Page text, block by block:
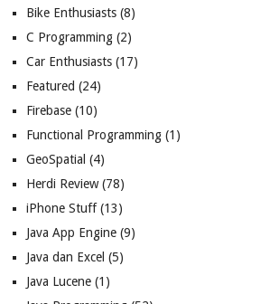
Bike Enthusiasts(8)
C Programming(2)
Car Enthusiasts(17)
Featured (24)
Firebase(10)
Functional Programming(1)
GeoSpatial (4)
Herdi Review(78)
iPhone Stuff(13)
Java App Engine(9)
Java dan Excel (5)
Java Lucene(1)